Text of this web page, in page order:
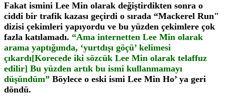
Fakat ismini Lee Min olarak değiştirdikten sonra o
ciddi bir trafik kazası geçirdi o sırada “Mackerel Run"
dizisi çekimleri yapıyordu ve bu yüzden çekimlere çok
fazla katılamadı. “Ama internetten Lee Min olarak
arama yaptığımda, ‘yurtdışı göçü’ kelimesi
çıkardı[Korecede iki sözcük Lee Min olarak telaffuz
edilir] Bu yüzden artık bu ismi kullanmamayı
düşündüm” Böylece o eski ismi Lee Min Ho’ ya geri
döndü.